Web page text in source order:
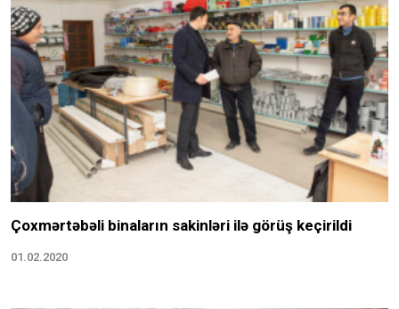
Çoxmərtəbəli binaların sakinləri ilə görüş keçirildi
01.02.2020